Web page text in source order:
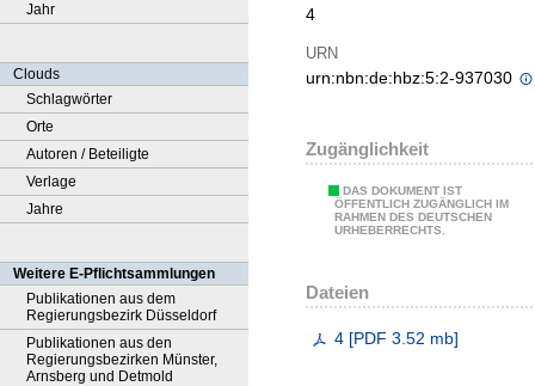
Jahr
Clouds
Schlagwörter
Orte
Autoren / Beteiligte
Verlage
Jahre
Weitere E-Pflichtsammlungen
Publikationen aus dem
Regierungsbezirk Düsseldorf
Publikationen aus den
Regierungsbezirken Münster,
Arnsberg und Detmold
4
URN
urn:nbn:de:hbz:5:2-937030
Zugänglichkeit
DAS DOKUMENT IST
ÖFFENTLICH ZUGÄNGLICH IM
RAHMEN DES DEUTSCHEN
URHEBERRECHTS.
Dateien
4 [PDF 3.52 mb]